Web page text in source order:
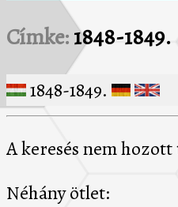
Címke:1848-1849.
1848-1849.
A keresés nem
Néhány ötlet: